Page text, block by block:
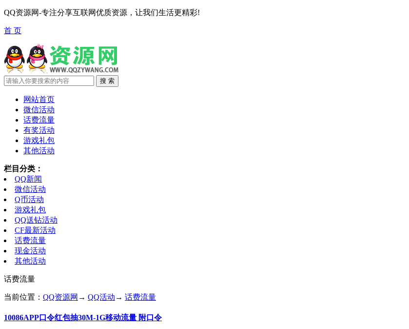
QQ资源网-专注分享互联网优质资源，让我们生活更精彩!
首 页
网站首页
微信活动
话费流量
有奖活动
游戏礼包
其他活动
栏目分类：
QQ新闻
微信活动
Q币活动
游戏礼包
QQ送钻活动
CF最新活动
话费流量
现金活动
其他活动
话费流量
当前位置： QQ资源网 → QQ活动 → 话费流量
10086APP口令红包抽30M-1G移动流量 附口令